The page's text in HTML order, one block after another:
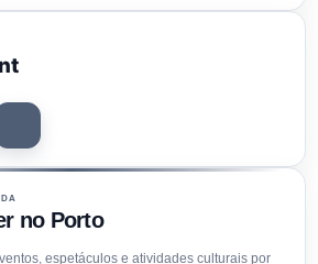
no Porto
espetáculos e atividades culturais por